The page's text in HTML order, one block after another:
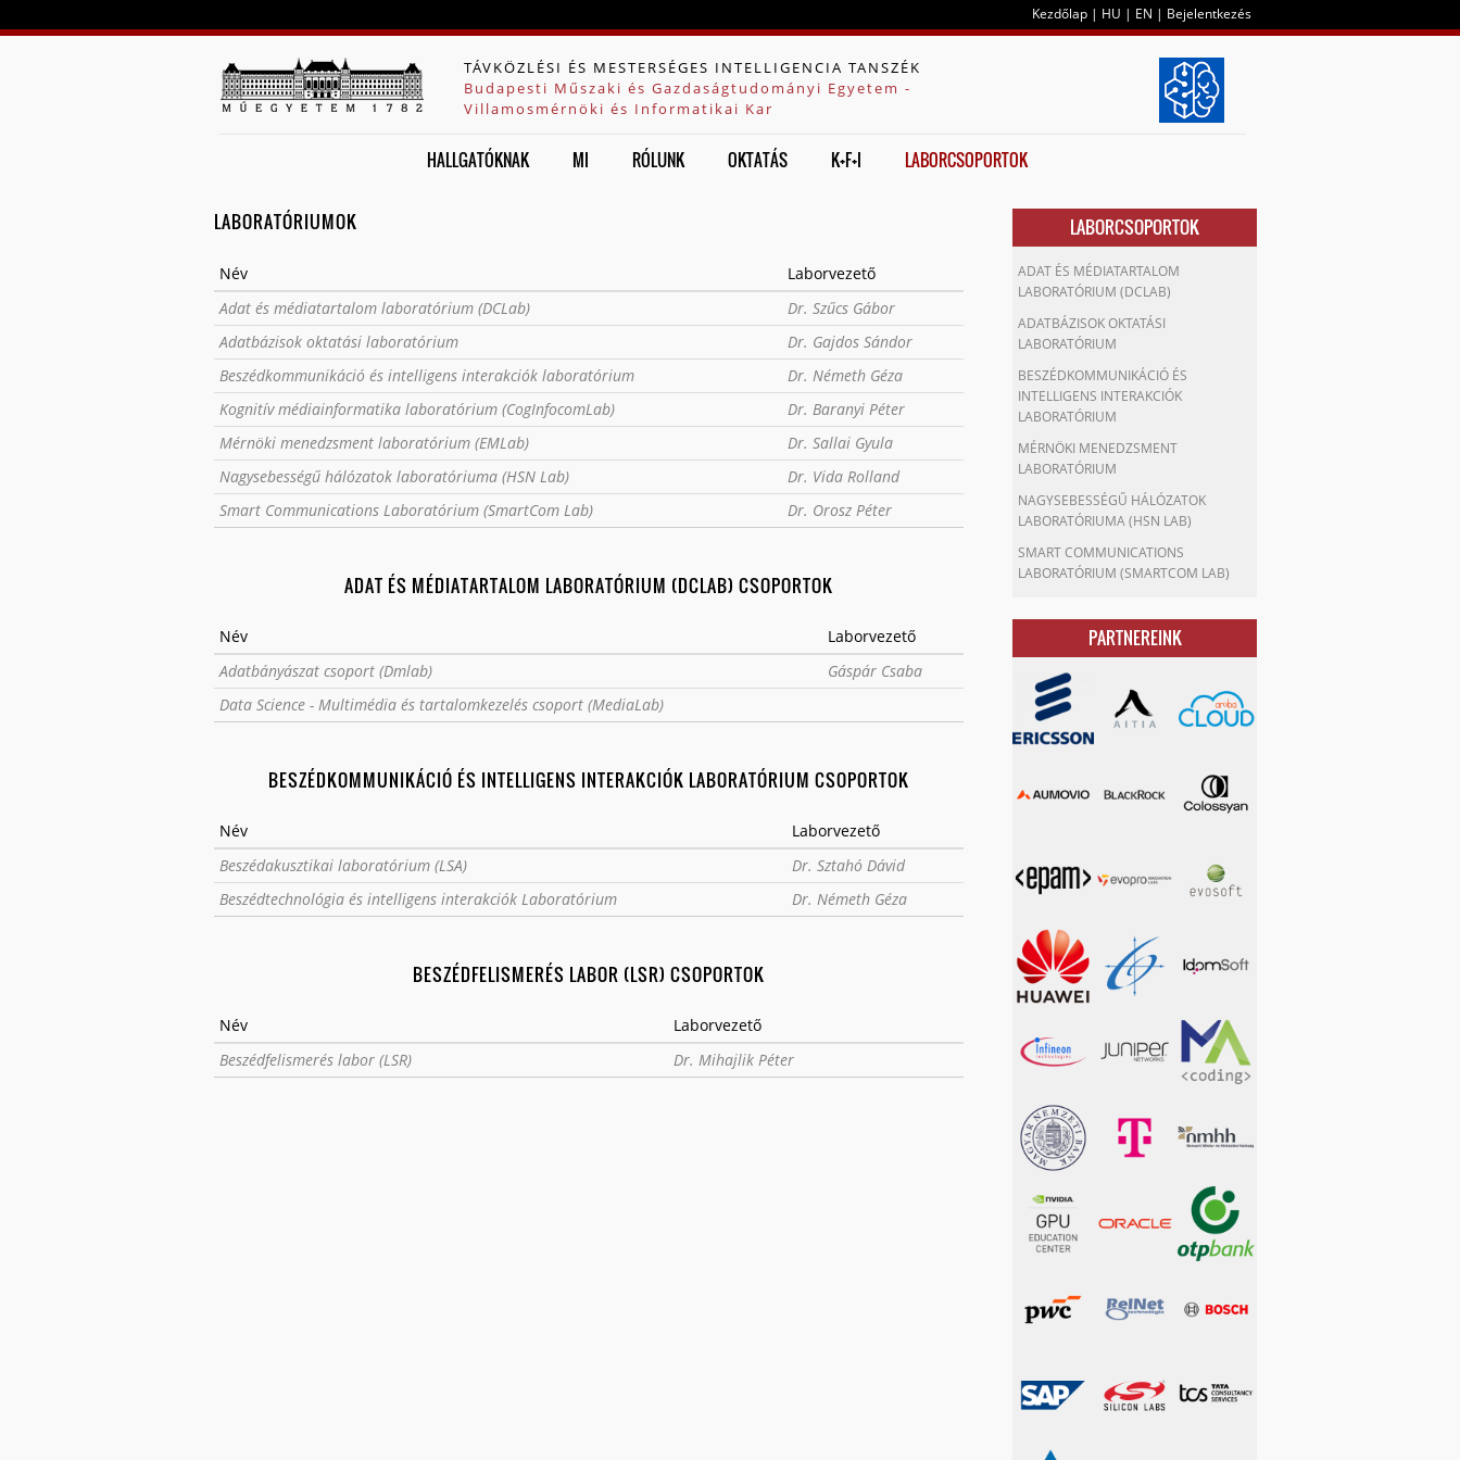
Kezdőlap | HU | EN | Bejelentkezés
TÁVKÖZLÉSI ÉS MESTERSÉGES INTELLIGENCIA TANSZÉK
Budapesti Műszaki és Gazdaságtudományi Egyetem -
Villamosmérnöki és Informatikai Kar
HALLGATÓKNAK MI RÓLUNK OKTATÁS K+F+I LABORCSOPORTOK
LABORATÓRIUMOK
Név
Laborvezető
Adat és médiatartalom laboratórium (DCLab)
Dr. Szűcs Gábor
Adatbázisok oktatási laboratórium
Dr. Gajdos Sándor
Beszédkommunikáció és intelligens interakciók laboratórium
Dr. Németh Géza
Kognitív médiainformatika laboratórium (CogInfocomLab)
Dr. Baranyi Péter
Mérnöki menedzsment laboratórium (EMLab)
Dr. Sallai Gyula
Nagysebességű hálózatok laboratóriuma (HSN Lab)
Dr. Vida Rolland
Smart Communications Laboratórium (SmartCom Lab)
Dr. Orosz Péter
ADAT ÉS MÉDIATARTALOM LABORATÓRIUM (DCLAB) CSOPORTOK
Név
Laborvezető
Adatbányászat csoport (Dmlab)
Gáspár Csaba
Data Science - Multimédia és tartalomkezelés csoport (MediaLab)
BESZÉDKOMMUNIKÁCIÓ ÉS INTELLIGENS INTERAKCIÓK LABORATÓRIUM CSOPORTOK
Név
Laborvezető
Beszédakusztikai laboratórium (LSA)
Dr. Sztahó Dávid
Beszédtechnológia és intelligens interakciók Laboratórium
Dr. Németh Géza
BESZÉDFELISMERÉS LABOR (LSR) CSOPORTOK
Név
Laborvezető
Beszédfelismerés labor (LSR)
Dr. Mihajlik Péter
LABORCSOPORTOK
ADAT ÉS MÉDIATARTALOM
LABORATÓRIUM (DCLAB)
ADATBÁZISOK OKTATÁSI
LABORATÓRIUM
BESZÉDKOMMUNIKÁCIÓ ÉS
INTELLIGENS INTERAKCIÓK
LABORATÓRIUM
MÉRNÖKI MENEDZSMENT
LABORATÓRIUM
NAGYSEBESSÉGŰ HÁLÓZATOK
LABORATÓRIUMA (HSN LAB)
SMART COMMUNICATIONS
LABORATÓRIUM (SMARTCOM LAB)
PARTNEREINK